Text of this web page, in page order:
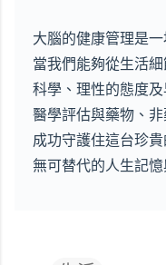
大腦的健康管理是
當我們能夠從生活
科學、理性的態度
醫學評估與藥物、
成功守護住這台珍
無可替代的人生記憶